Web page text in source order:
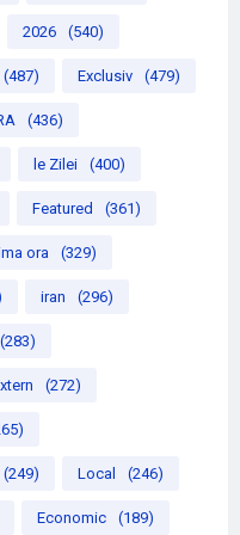
2026 (540)
(487) Exclusiv (479)
(436)
le Zilei (400)
Featured (361)
ora (329)
iran (296)
(283)
(272)
(249) Local (246)
Economic (189)